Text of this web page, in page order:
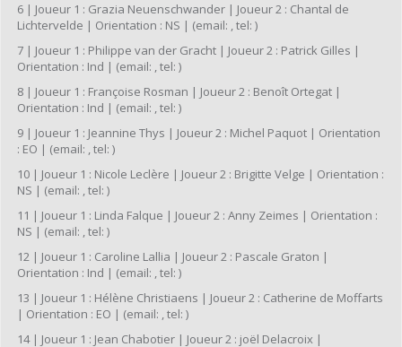
6 | Joueur 1 : Grazia Neuenschwander | Joueur 2 : Chantal de
Lichtervelde | Orientation : NS | (email: , tel: )
7 | Joueur 1 : Philippe van der Gracht | Joueur 2 : Patrick Gilles |
Orientation : Ind | (email: , tel: )
8 | Joueur 1 : Françoise Rosman | Joueur 2 : Benoît Ortegat |
Orientation : Ind | (email: , tel: )
9 | Joueur 1 : Jeannine Thys | Joueur 2 : Michel Paquot | Orientation
: EO | (email: , tel: )
10 | Joueur 1 : Nicole Leclère | Joueur 2 : Brigitte Velge | Orientation :
NS | (email: , tel: )
11 | Joueur 1 : Linda Falque | Joueur 2 : Anny Zeimes | Orientation :
NS | (email: , tel: )
12 | Joueur 1 : Caroline Lallia | Joueur 2 : Pascale Graton |
Orientation : Ind | (email: , tel: )
13 | Joueur 1 : Hélène Christiaens | Joueur 2 : Catherine de Moffarts
| Orientation : EO | (email: , tel: )
14 | Joueur 1 : Jean Chabotier | Joueur 2 : joël Delacroix |